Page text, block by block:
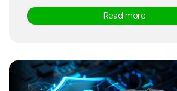
Read more